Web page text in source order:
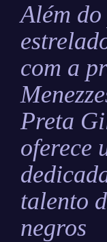
Além
com a
Preta
oferece
talento
negros